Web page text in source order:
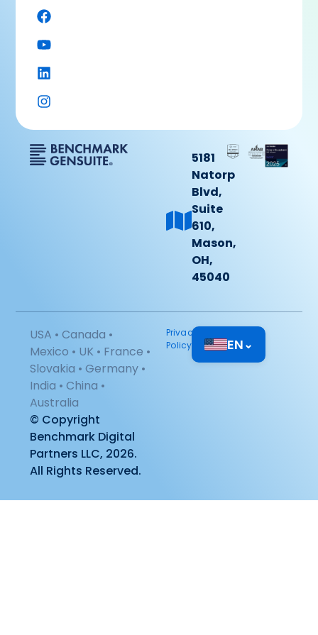
5181
Natorp
Blvd,
Suite
610,
Mason,
OH,
45040
USA • Canada •
Mexico • UK • France •
Slovakia • Germany •
India • China •
Australia
© Copyright
Benchmark Digital
Partners LLC, 2026.
All Rights Reserved.
Privacy
Policy
EN⌄